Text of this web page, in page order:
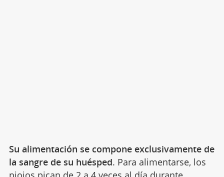
Su alimentación se compone exclusivamente de
la sangre de su huésped. Para alimentarse, los